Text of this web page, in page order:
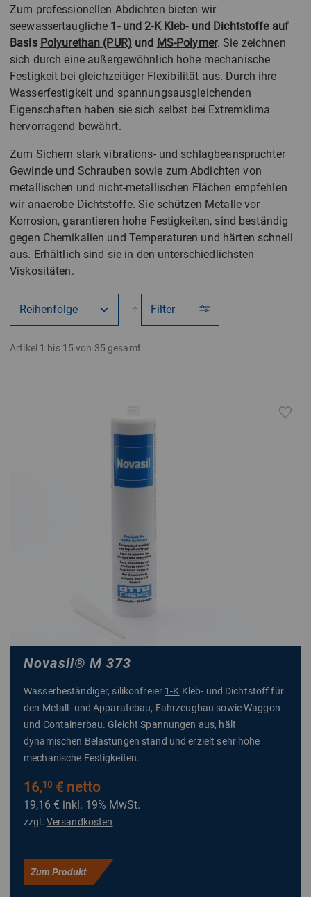
Zum professionellen Abdichten bieten wir
seewassertaugliche 1- und 2-K Kleb- und Dichtstoffe auf
Basis Polyurethan (PUR) und MS-Polymer. Sie zeichnen
sich durch eine außergewöhnlich hohe mechanische
Festigkeit bei gleichzeitiger Flexibilität aus. Durch ihre
Wasserfestigkeit und spannungsausgleichenden
Eigenschaften haben sie sich selbst bei Extremklima
hervorragend bewährt.
Zum Sichern stark vibrations- und schlagbeanspruchter
Gewinde und Schrauben sowie zum Abdichten von
metallischen und nicht-metallischen Flächen empfehlen
wir anaerobe Dichtstoffe. Sie schützen Metalle vor
Korrosion, garantieren hohe Festigkeiten, sind beständig
gegen Chemikalien und Temperaturen und härten schnell
aus. Erhältlich sind sie in den unterschiedlichsten
Viskositäten.
Filter
Artikel 1 bis 15 von 35 gesamt
Novasil® M 373
Wasserbeständiger, silikonfreier 1-K Kleb- und Dichtstoff für
den Metall- und Apparatebau, Fahrzeugbau sowie Waggon-
und Containerbau. Gleicht Spannungen aus, hält
dynamischen Belastungen stand und erzielt sehr hohe
mechanische Festigkeiten.
16,10€ netto
19,16 € inkl. 19% MwSt.
zzgl. Versandkosten
Zum Produkt